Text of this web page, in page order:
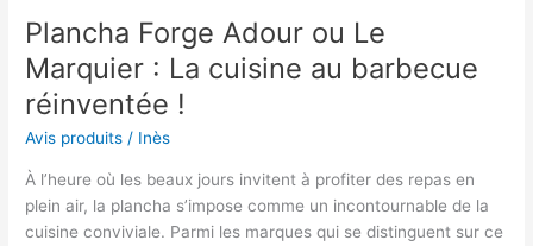
Plancha Forge Adour ou Le
Marquier : La cuisine au barbecue
réinventée !
Avis produits / Inès
À l’heure où les beaux jours invitent à profiter des repas en
plein air, la plancha s’impose comme un incontournable de la
cuisine conviviale. Parmi les marques qui se distinguent sur ce